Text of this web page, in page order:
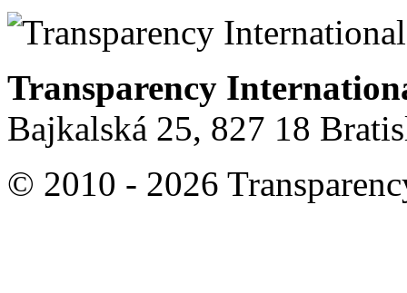
Transparency
Bajkalská 25, 827 18
© 2010 - 2026